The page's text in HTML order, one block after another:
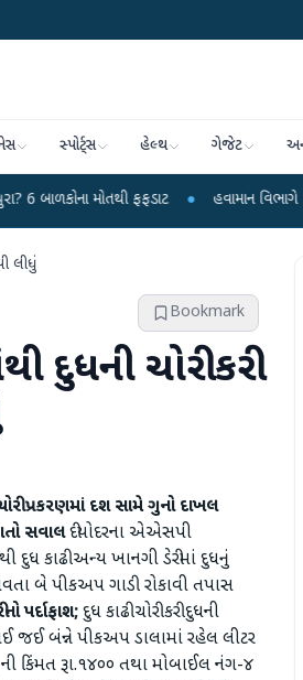
સ્પોર્ટ્સ હેલ્થ ગેજેટ
ફફડાટ ● હવામાન વિભાગે 18 રાજ્યો માટે
લીધું
Bookmark
દુધની ચોરી કરી
પ્રકરણમાં દશ સામે ગુનો દાખલ
સવાલદીયોદરના એએસપી
દુધ કાઢી અન્ય ખાનગી ડેરીમાં દુધનું
બે પીકઅપ ગાડી રોકાવી તપાસ
પર્દાફાશ;દુધ કાઢી ચોરી કરી દુધની
જઈ બંન્ને પીકઅપ ડાલામાં રહેલ લીટર
કિંમત રૂા.૧૪૦૦ તથા મોબાઈલ નંગ-૪